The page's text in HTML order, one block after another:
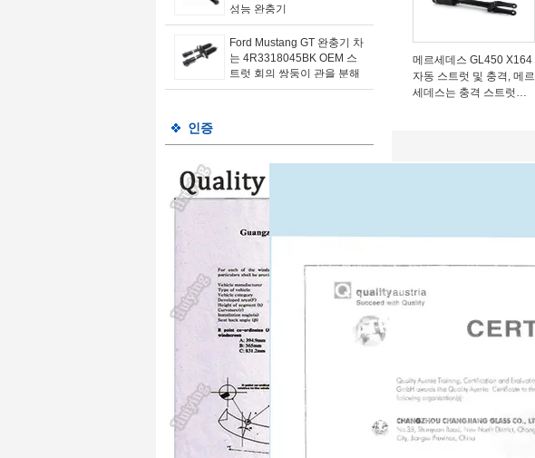
성능 완충기
Ford Mustang GT 완충기 차
는 4R3318045BK OEM 스
트럿 회의 쌍둥이 관을 분해
합니다
인증
메르세데스 GL450 X164
자동 스트럿 및 충격, 메르
세데스는 충격 스트럿